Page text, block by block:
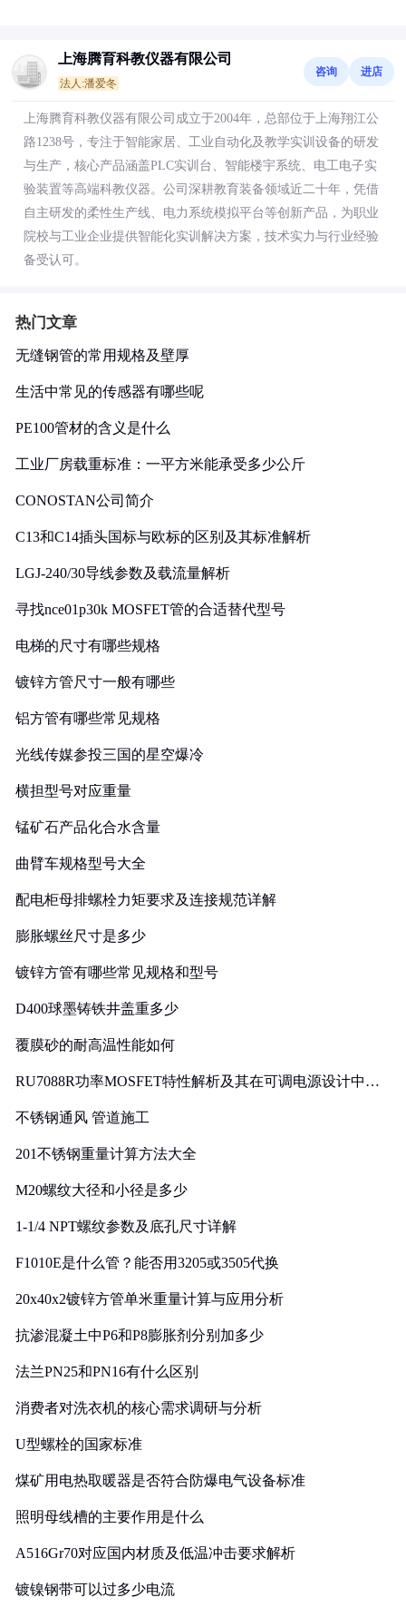
上海腾育科教仪器有限公司
法人:潘爱冬
咨询 进店
上海腾育科教仪器有限公司成立于2004年，总部位于上海翔江公
路1238号，专注于智能家居、工业自动化及教学实训设备的研发
与生产，核心产品涵盖PLC实训台、智能楼宇系统、电工电子实
验装置等高端科教仪器。公司深耕教育装备领域近二十年，凭借
自主研发的柔性生产线、电力系统模拟平台等创新产品，为职业
院校与工业企业提供智能化实训解决方案，技术实力与行业经验
备受认可。
热门文章
无缝钢管的常用规格及壁厚
生活中常见的传感器有哪些呢
PE100管材的含义是什么
工业厂房载重标准：一平方米能承受多少公斤
CONOSTAN公司简介
C13和C14插头国标与欧标的区别及其标准解析
LGJ-240/30导线参数及载流量解析
寻找nce01p30k MOSFET管的合适替代型号
电梯的尺寸有哪些规格
镀锌方管尺寸一般有哪些
铝方管有哪些常见规格
光线传媒参投三国的星空爆冷
横担型号对应重量
锰矿石产品化合水含量
曲臂车规格型号大全
配电柜母排螺栓力矩要求及连接规范详解
膨胀螺丝尺寸是多少
镀锌方管有哪些常见规格和型号
D400球墨铸铁井盖重多少
覆膜砂的耐高温性能如何
RU7088R功率MOSFET特性解析及其在可调电源设计中的
不锈钢通风 管道施工
201不锈钢重量计算方法大全
M20螺纹大径和小径是多少
1-1/4 NPT螺纹参数及底孔尺寸详解
F1010E是什么管？能否用3205或3505代换
20x40x2镀锌方管单米重量计算与应用分析
抗渗混凝土中P6和P8膨胀剂分别加多少
法兰PN25和PN16有什么区别
消费者对洗衣机的核心需求调研与分析
U型螺栓的国家标准
煤矿用电热取暖器是否符合防爆电气设备标准
照明母线槽的主要作用是什么
A516Gr70对应国内材质及低温冲击要求解析
镀镍钢带可以过多少电流